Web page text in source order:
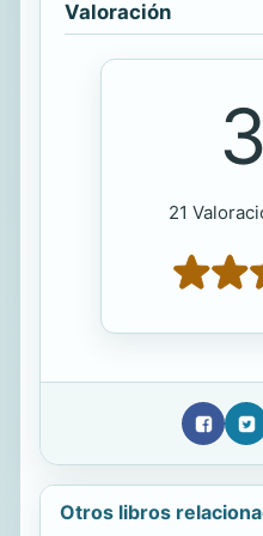
Valoración
21
Otros libros